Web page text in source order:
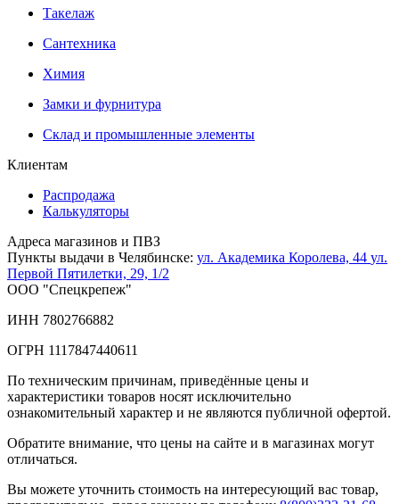
Такелаж
Сантехника
Химия
Замки и фурнитура
Склад и промышленные элементы
Клиентам
Распродажа
Калькуляторы
Адреса магазинов и ПВЗ
Пункты выдачи в Челябинске: ул. Академика Королева, 44 ул.
Первой Пятилетки, 29, 1/2
ООО "Спецкрепеж"
ИНН 7802766882
ОГРН 1117847440611
По техническим причинам, приведённые цены и
характеристики товаров носят исключительно
ознакомительный характер и не являются публичной офертой.
Обратите внимание, что цены на сайте и в магазинах могут
отличаться.
Вы можете уточнить стоимость на интересующий вас товар,